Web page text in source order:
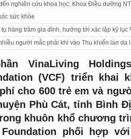
nghiên cứu khoa học: Khoa Điều dưỡng
sức khỏe
tụ hàng trăm gia đình, hướng tới xác lập kỷ lục
người mắc phải khi vào Thu khiến làn da
VinaLiving
(VCF) triển khai
cho 600 trẻ em và
Phù Cát, tỉnh Bình
khuôn khổ chương
Foundation phối hợp